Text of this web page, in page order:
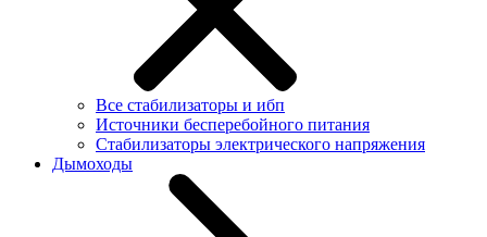
Все стабилизаторы и ибп
Источники бесперебойного питания
Стабилизаторы электрического напряжения
Дымоходы